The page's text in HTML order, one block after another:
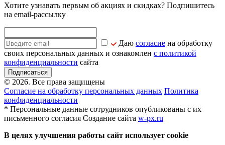
Хотите узнавать первым об акциях и скидках? Подпишитесь
на email-рассылку
Даю согласие на обработку
своих персональных данных и ознакомлен с политикой
конфиденциальности сайта
Подписаться
© 2026. Все права защищены
Согласие на обработку персональных данных Политика
конфиденциальности
* Персональные данные сотрудников опубликованы с их
письменного согласия Создание сайта w-px.ru
В целях улучшения работы сайт использует cookie